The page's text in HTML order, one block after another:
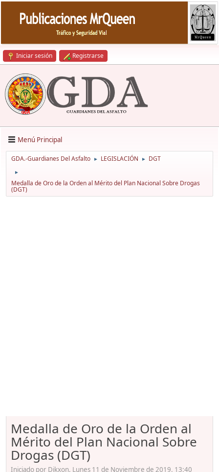
Iniciar sesión Registrarse
Menú Principal
GDA.-Guardianes Del Asfalto ► LEGISLACIÓN ► DGT
►
Medalla de Oro de la Orden al Mérito del Plan Nacional Sobre Drogas
(DGT)
Medalla de Oro de la Orden al
Mérito del Plan Nacional Sobre
Drogas (DGT)
Iniciado por Dikxon, Lunes 11 de Noviembre de 2019. 13:40